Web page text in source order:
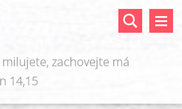
milujete, zachovejte má
14,15